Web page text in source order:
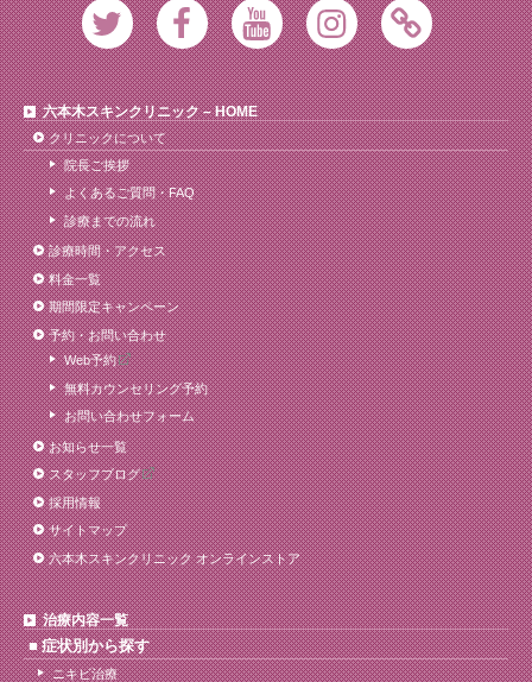
Twitter FacebookYoutube InstagramAmeblo
六本木スキンクリニック – HOME
クリニックについて
院長ご挨拶
よくあるご質問・FAQ
診療までの流れ
診療時間・アクセス
料金一覧
期間限定キャンペーン
予約・お問い合わせ
Web予約
無料カウンセリング予約
お問い合わせフォーム
お知らせ一覧
スタッフブログ
採用情報
サイトマップ
六本木スキンクリニック オンラインストア
治療内容一覧
症状別から探す
ニキビ治療